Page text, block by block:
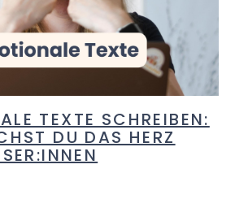
TEXTE SCHREIBEN:
DU DAS HERZ